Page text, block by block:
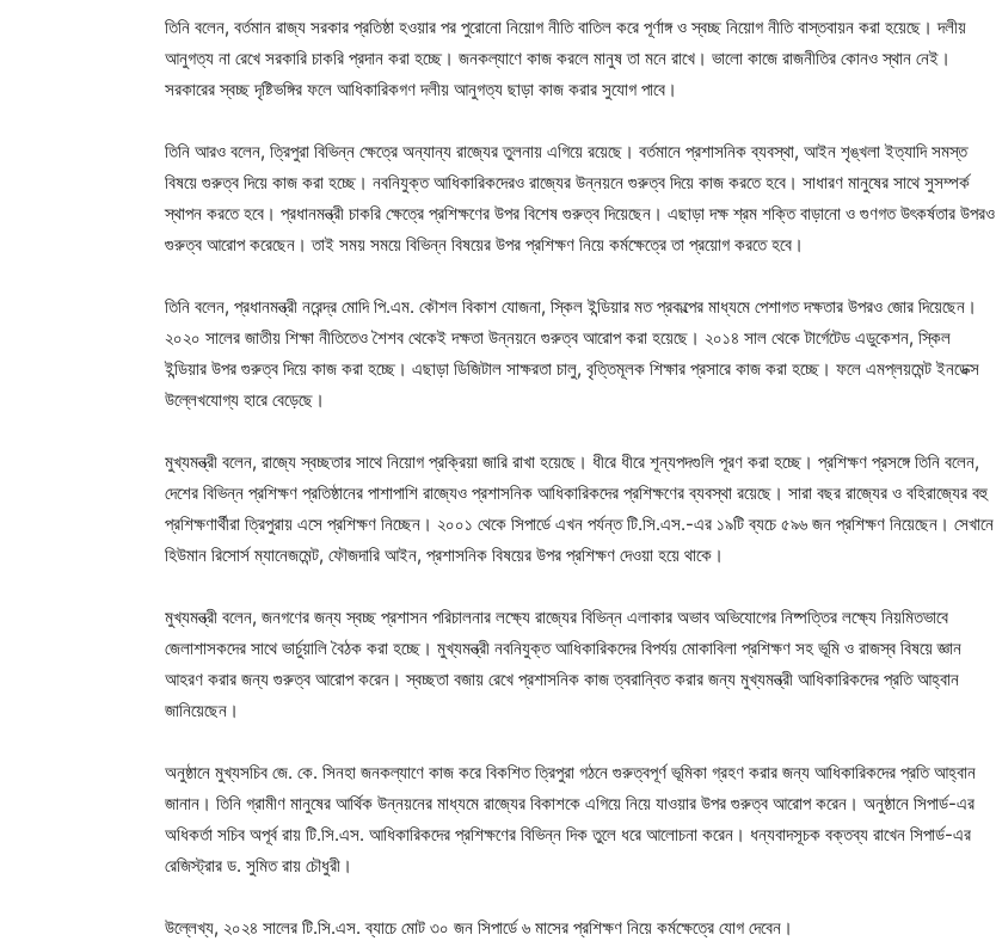
তিনি বলেন, বর্তমান রাজ্য সরকার প্রতিষ্ঠা হওয়ার পর পুরোনো নিয়োগ নীতি বাতিল করে পূর্ণাঙ্গ ও স্বচ্ছ নিয়োগ নীতি বাস্তবায়ন করা হয়েছে। দলীয়
আনুগত্য না রেখে সরকারি চাকরি প্রদান করা হচ্ছে। জনকল্যাণে কাজ করলে মানুষ তা মনে রাখে। ভালো কাজে রাজনীতির কোনও স্থান নেই।
সরকারের স্বচ্ছ দৃষ্টিভঙ্গির ফলে আধিকারিকগণ দলীয় আনুগত্য ছাড়া কাজ করার সুযোগ পাবে।
তিনি আরও বলেন, ত্রিপুরা বিভিন্ন ক্ষেত্রে অন্যান্য রাজ্যের তুলনায় এগিয়ে রয়েছে। বর্তমানে প্রশাসনিক ব্যবস্থা, আইন শৃঙ্খলা ইত্যাদি সমস্ত
বিষয়ে গুরুত্ব দিয়ে কাজ করা হচ্ছে। নবনিযুক্ত আধিকারিকদেরও রাজ্যের উন্নয়নে গুরুত্ব দিয়ে কাজ করতে হবে। সাধারণ মানুষের সাথে সুসম্পর্ক
স্থাপন করতে হবে। প্রধানমন্ত্রী চাকরি ক্ষেত্রে প্রশিক্ষণের উপর বিশেষ গুরুত্ব দিয়েছেন। এছাড়া দক্ষ শ্রম শক্তি বাড়ানো ও গুণগত উৎকর্ষতার উপরও
গুরুত্ব আরোপ করেছেন। তাই সময় সময়ে বিভিন্ন বিষয়ের উপর প্রশিক্ষণ নিয়ে কর্মক্ষেত্রে তা প্রয়োগ করতে হবে।
তিনি বলেন, প্রধানমন্ত্রী নরেন্দ্র মোদি পি.এম. কৌশল বিকাশ যোজনা, স্কিল ইন্ডিয়ার মত প্রকল্পের মাধ্যমে পেশাগত দক্ষতার উপরও জোর দিয়েছেন।
২০২০ সালের জাতীয় শিক্ষা নীতিতেও শৈশব থেকেই দক্ষতা উন্নয়নে গুরুত্ব আরোপ করা হয়েছে। ২০১৪ সাল থেকে টার্গেটেড এডুকেশন, স্কিল
ইন্ডিয়ার উপর গুরুত্ব দিয়ে কাজ করা হচ্ছে। এছাড়া ডিজিটাল সাক্ষরতা চালু, বৃত্তিমূলক শিক্ষার প্রসারে কাজ করা হচ্ছে। ফলে এমপ্লয়মেন্ট ইনডেক্স
উল্লেখযোগ্য হারে বেড়েছে।
মুখ্যমন্ত্রী বলেন, রাজ্যে স্বচ্ছতার সাথে নিয়োগ প্রক্রিয়া জারি রাখা হয়েছে। ধীরে ধীরে শূন্যপদগুলি পূরণ করা হচ্ছে। প্রশিক্ষণ প্রসঙ্গে তিনি বলেন,
দেশের বিভিন্ন প্রশিক্ষণ প্রতিষ্ঠানের পাশাপাশি রাজ্যেও প্রশাসনিক আধিকারিকদের প্রশিক্ষণের ব্যবস্থা রয়েছে। সারা বছর রাজ্যের ও বহিরাজ্যের বহু
প্রশিক্ষণার্থীরা ত্রিপুরায় এসে প্রশিক্ষণ নিচ্ছেন। ২০০১ থেকে সিপার্ডে এখন পর্যন্ত টি.সি.এস.-এর ১৯টি ব্যচে ৫৯৬ জন প্রশিক্ষণ নিয়েছেন। সেখানে
হিউমান রিসোর্স ম্যানেজমেন্ট, ফৌজদারি আইন, প্রশাসনিক বিষয়ের উপর প্রশিক্ষণ দেওয়া হয়ে থাকে।
মুখ্যমন্ত্রী বলেন, জনগণের জন্য স্বচ্ছ প্রশাসন পরিচালনার লক্ষ্যে রাজ্যের বিভিন্ন এলাকার অভাব অভিযোগের নিষ্পত্তির লক্ষ্যে নিয়মিতভাবে
জেলাশাসকদের সাথে ভার্চুয়ালি বৈঠক করা হচ্ছে। মুখ্যমন্ত্রী নবনিযুক্ত আধিকারিকদের বিপর্যয় মোকাবিলা প্রশিক্ষণ সহ ভূমি ও রাজস্ব বিষয়ে জ্ঞান
আহরণ করার জন্য গুরুত্ব আরোপ করেন। স্বচ্ছতা বজায় রেখে প্রশাসনিক কাজ ত্বরান্বিত করার জন্য মুখ্যমন্ত্রী আধিকারিকদের প্রতি আহ্বান
জানিয়েছেন।
অনুষ্ঠানে মুখ্যসচিব জে. কে. সিনহা জনকল্যাণে কাজ করে বিকশিত ত্রিপুরা গঠনে গুরুত্বপূর্ণ ভূমিকা গ্রহণ করার জন্য আধিকারিকদের প্রতি আহ্বান
জানান। তিনি গ্রামীণ মানুষের আর্থিক উন্নয়নের মাধ্যমে রাজ্যের বিকাশকে এগিয়ে নিয়ে যাওয়ার উপর গুরুত্ব আরোপ করেন। অনুষ্ঠানে সিপার্ড-এর
অধিকর্তা সচিব অপূর্ব রায় টি.সি.এস. আধিকারিকদের প্রশিক্ষণের বিভিন্ন দিক তুলে ধরে আলোচনা করেন। ধন্যবাদসূচক বক্তব্য রাখেন সিপার্ড-এর
রেজিস্ট্রার ড. সুমিত রায় চৌধুরী।
উল্লেখ্য, ২০২৪ সালের টি.সি.এস. ব্যাচে মোট ৩০ জন সিপার্ডে ৬ মাসের প্রশিক্ষণ নিয়ে কর্মক্ষেত্রে যোগ দেবেন।